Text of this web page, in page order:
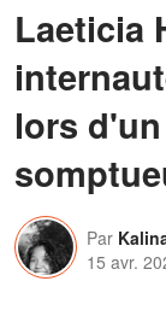
Laeticia
lors
Par
15 avr.